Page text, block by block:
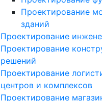
Проектирование
зданий
Проектирование
Проектирование
решений
Проектирование
центров и комплексов
Проектирование